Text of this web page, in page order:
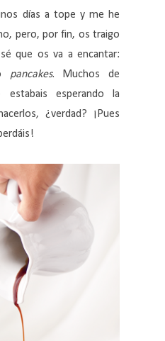
días a tope y me he
pero, por fin, os traigo
que os va a encantar:
pancakes. Muchos de
esperando la
¿verdad? ¡Pues